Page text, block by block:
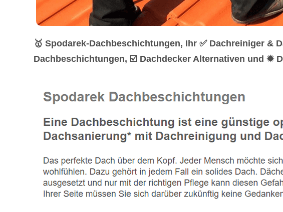
🥇 Spodarek-Dachbeschichtungen, Ihr ✅ Dachreiniger
Dachbeschichtungen, ☑️ Dachdecker Alternativen und